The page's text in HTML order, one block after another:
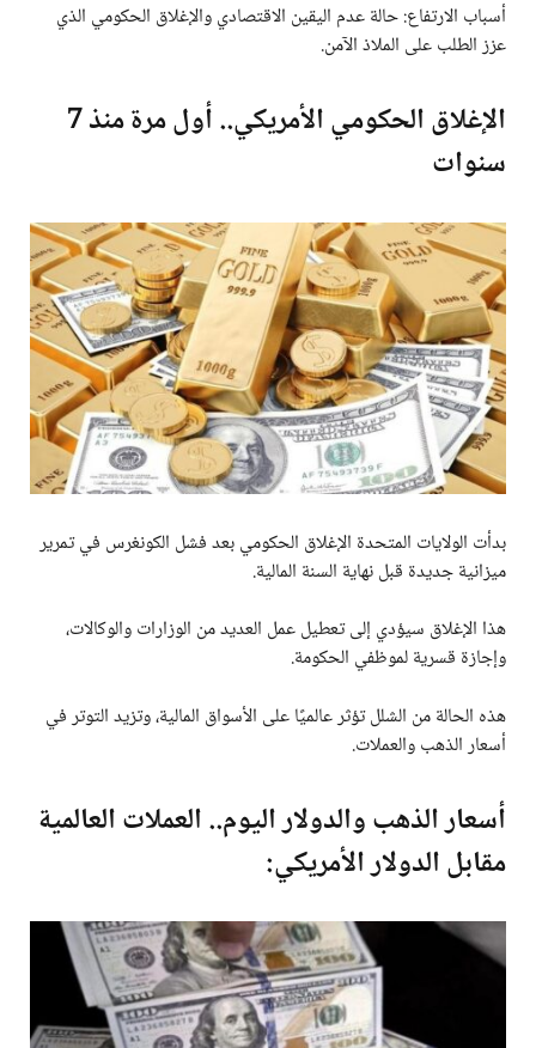
أسباب الارتفاع: حالة عدم اليقين الاقتصادي والإغلاق الحكومي الذي
عزز الطلب على الملاذ الآمن.
الإغلاق الحكومي الأمريكي.. أول مرة منذ 7
سنوات
بدأت الولايات المتحدة الإغلاق الحكومي بعد فشل الكونغرس في تمرير
ميزانية جديدة قبل نهاية السنة المالية.
هذا الإغلاق سيؤدي إلى تعطيل عمل العديد من الوزارات والوكالات،
وإجازة قسرية لموظفي الحكومة.
هذه الحالة من الشلل تؤثر عالميًا على الأسواق المالية، وتزيد التوتر في
أسعار الذهب والعملات.
أسعار الذهب والدولار اليوم.. العملات العالمية
مقابل الدولار الأمريكي: